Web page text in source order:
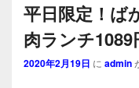
平日限定！ば
肉ランチ
2020年2月19日 に admin